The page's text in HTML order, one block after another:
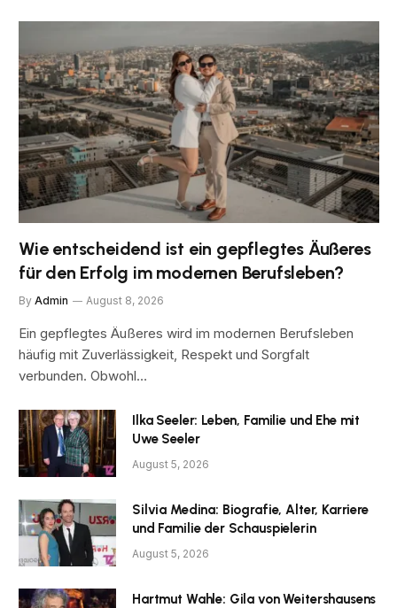
Wie entscheidend ist ein gepflegtes Äußeres
für den Erfolg im modernen Berufsleben?
By Admin August 8, 2026
Ein gepflegtes Äußeres wird im modernen Berufsleben
häufig mit Zuverlässigkeit, Respekt und Sorgfalt
verbunden. Obwohl…
Ilka Seeler: Leben, Familie und Ehe mit
Uwe Seeler
August 5, 2026
Silvia Medina: Biografie, Alter, Karriere
und Familie der Schauspielerin
August 5, 2026
Hartmut Wahle: Gila von Weitershausens